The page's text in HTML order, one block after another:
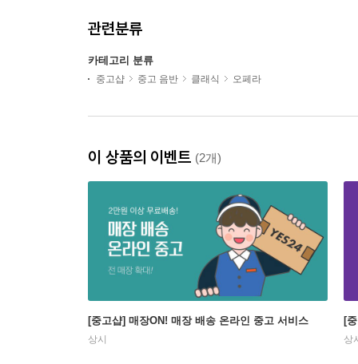
관련분류
카테고리 분류
중고샵 중고 음반 클래식 오페라
이 상품의 이벤트 (2개)
[중고샵] 매장ON! 매장 배송 온라인 중고 서비스
상시
[
상